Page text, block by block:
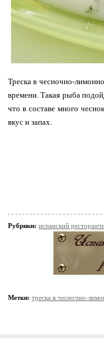
Треска в чесночно-
времени. Такая рыба
что в составе много
вкус и запах.
Рубрики: испанский
Метки: треска в чесночно-